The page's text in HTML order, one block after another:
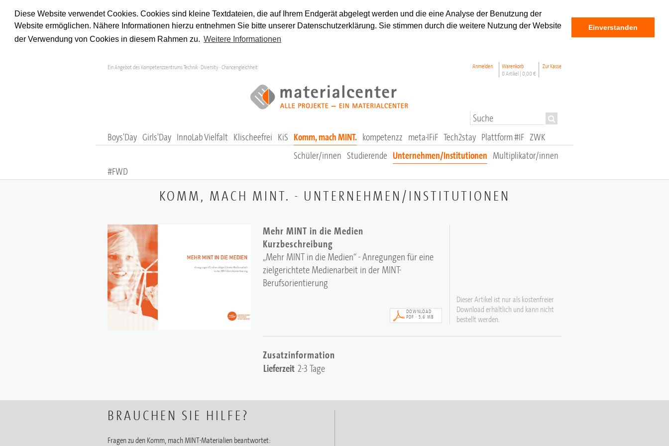
Diese Website verwendet Cookies. Cookies sind kleine Textdateien, die auf Ihrem Endgerät abgelegt werden und die eine Analyse der Benutzung der
Website ermöglichen. Nähere Informationen hierzu entnehmen Sie bitte unserer Datenschutzerklärung. Sie stimmen durch die weitere Nutzung der Website
der Verwendung von Cookies in diesem Rahmen zu. Weitere Informationen
Einverstanden
Ein Angebot des Kompetenzzentrums Technik · Diversity · Chancengleichheit Anmelden
Warenkorb
0 Artikel | 0,00 €
Zur Kasse
Boys'Day Girls'Day InnoLab Vielfalt Klischeefrei KiS Komm, mach MINT.
Schüler/innen Studierende Unternehmen/Institutionen Multiplikator/innen
kompetenzz meta-IFiF Tech2stay Plattform #IF ZWK
#FWD
KOMM, MACH MINT. - UNTERNEHMEN/INSTITUTIONEN
Mehr MINT in die Medien
Kurzbeschreibung
„Mehr MINT in die Medien“ - Anregungen für eine
zielgerichtete Medienarbeit in der MINT-
Berufsorientierung
DOWNLOAD
PDF · 5,6 MB
Dieser Artikel ist nur als kostenfreier
Download erhältlich und kann nicht
bestellt werden.
Zusatzinformation
Lieferzeit 2-3 Tage
BRAUCHEN SIE HILFE?
Fragen zu den Komm, mach MINT-Materialien beantwortet: